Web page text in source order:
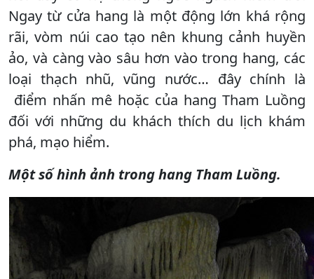
Ngay từ cửa hang là một động lớn khá rộng
rãi, vòm núi cao tạo nên khung cảnh huyền
ảo, và càng vào sâu hơn vào trong hang, các
loại thạch nhũ, vũng nước… đây chính là
điểm nhấn mê hoặc của hang Tham Luồng
đối với những du khách thích du lịch khám
phá, mạo hiểm.
Một số hình ảnh trong hang Tham Luồng.